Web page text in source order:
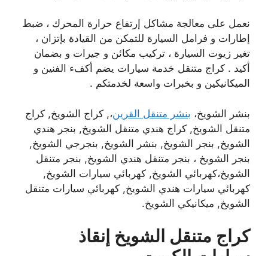
نعمل على معالجة مشاكل إرتفاع حرارة المحرك ، ضبط
إطارات و فرامل السيارة للتمكن من القيادة بإتزان ،
تغير زيوت السيارة ، تركيب مكائن و جيرات و بضمان
أكيد . كراج متنقل خدمة سيارات يضم أكفء الفنين و
الميكانيكين و بخبرات واسعة لخدمتكم .
بنشر الشويخ، بنشر متنقل القرين،, كراج الشويخ, كراج
متنقل الشويخ, كراج هندي متنقل الشويخ, بنجر هندي
الشويخ, بنجر الشويخ, بنشر الشويخ, بنجرجي الشويخ,
بنجر الشويخ ، بنجر متنقل هندي الشويخ, بنجر متنقل
الشويخ،كهربائي الشويخ, كهربائي سيارات الشويخ,
كهربائي سيارات هندي الشويخ, كهربائي سيارات متنقل
الشويخ, ميكانيكي الشويخ.
كراج متنقل الشويخ إنقاذ